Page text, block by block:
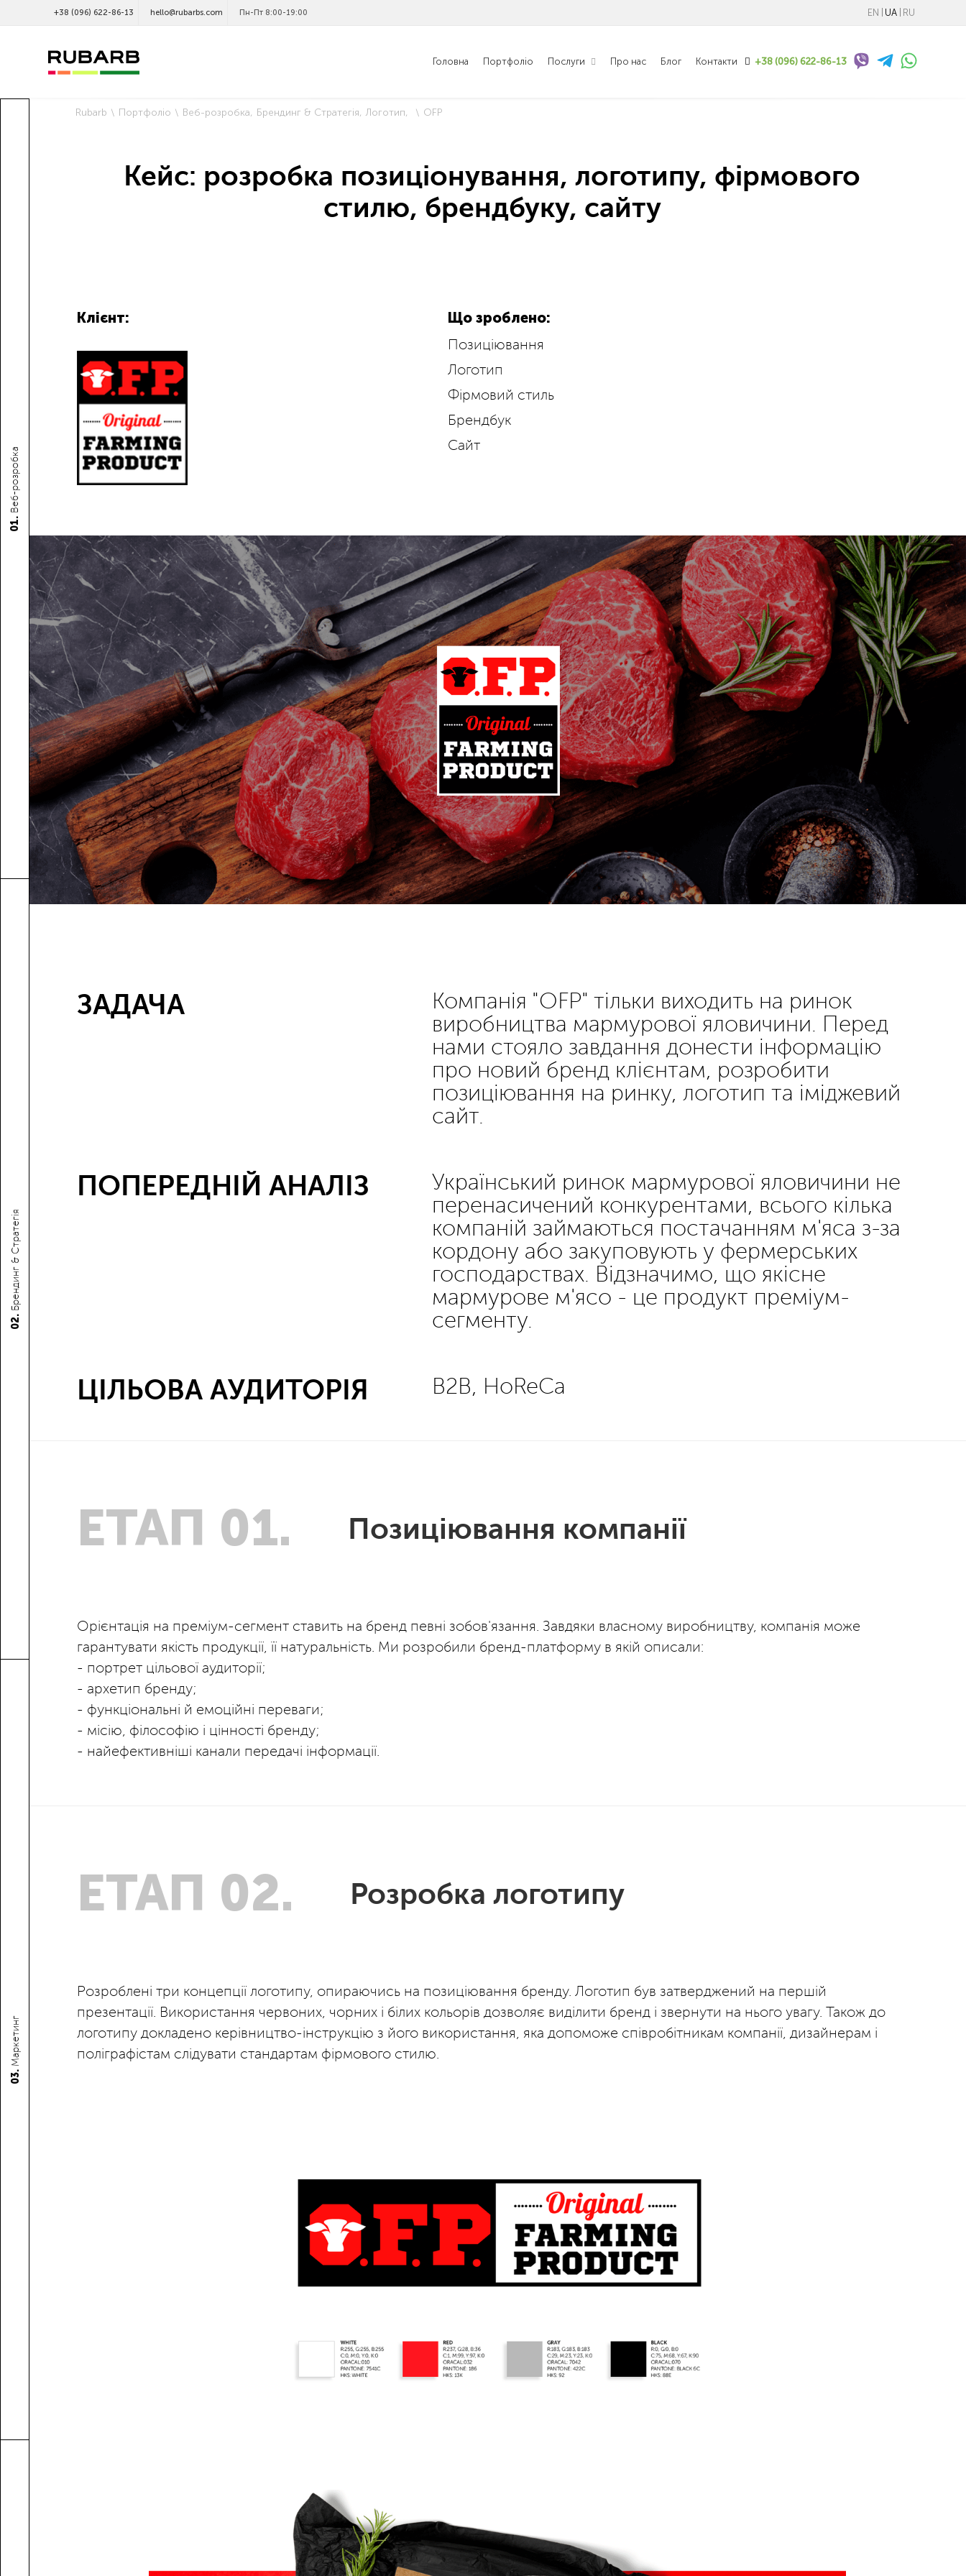
+38 (096) 622-86-13 hello@rubarbs.com Пн-Пт 8:00-19:00 EN UA RU
Головна Портфоліо Послуги Про нас Блог Контакти +38 (096) 622-86-13
01.
Веб-розробка
02.
Брендинг & Стратегія
03.
Маркетинг
Rubarb Портфоліо Веб-розробка Брендинг & Стратегія Логотип OFP
Кейс: розробка позиціонування, логотипу, фірмового
стилю, брендбуку, сайту
Клієнт: Що зроблено:
Позиціювання
Логотип
Фірмовий стиль
Брендбук
Сайт
ЗАДАЧА
Компанія "OFP" тільки виходить на ринок
виробництва мармурової яловичини. Перед
нами стояло завдання донести інформацію
про новий бренд клієнтам, розробити
позиціювання на ринку, логотип та іміджевий
сайт.
ПОПЕРЕДНІЙ АНАЛІЗ
Український ринок мармурової яловичини не
перенасичений конкурентами, всього кілька
компаній займаються постачанням м'яса з-за
кордону або закуповують у фермерських
господарствах. Відзначимо, що якісне
мармурове м'ясо - це продукт преміум-
сегменту.
ЦІЛЬОВА АУДИТОРІЯ В2В, HoReCa
ЕТАП 01. Позиціювання компанії
Орієнтація на преміум-сегмент ставить на бренд певні зобов'язання. Завдяки власному виробництву, компанія може
гарантувати якість продукції, її натуральність. Ми розробили бренд-платформу в якій описали:
- портрет цільової аудиторії;
- архетип бренду;
- функціональні й емоційні переваги;
- місію, філософію і цінності бренду;
- найефективніші канали передачі інформації.
ЕТАП 02. Розробка логотипу
Розроблені три концепції логотипу, опираючись на позиціювання бренду. Логотип був затверджений на першій
презентації. Використання червоних, чорних і білих кольорів дозволяє виділити бренд і звернути на нього увагу. Також до
логотипу докладено керівництво-інструкцію з його використання, яка допоможе співробітникам компанії, дизайнерам і
поліграфістам слідувати стандартам фірмового стилю.